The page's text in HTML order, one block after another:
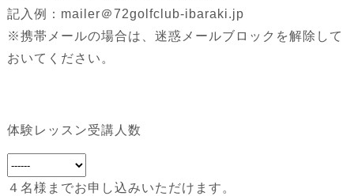
記入例：mailer＠72golfclub-ibaraki.jp
※携帯メールの場合は、迷惑メールブロックを解除して
おいてください。
体験レッスン受講人数
４名様までお申し込みいただけます。